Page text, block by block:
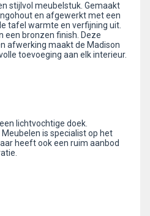
stijlvol meubelstuk. Gemaakt
en afgewerkt met een
tafel warmte en verfijning uit.
een bronzen finish. Deze
afwerking maakt de Madison
toevoeging aan elk interieur.
lichtvochtige doek.
Meubelen is specialist op het
heeft ook een ruim aanbod